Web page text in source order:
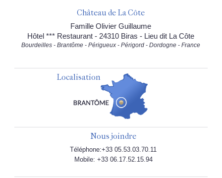
Château de La Côte
Famille Olivier Guillaume
Hôtel *** Restaurant - 24310 Biras - Lieu dit La Côte
Bourdeilles - Brantôme - Périgueux - Périgord - Dordogne - France
Localisation
Nous joindre
Téléphone:+33 05.53.03.70.11
Mobile: +33 06.17.52.15.94